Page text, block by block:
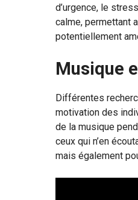
d’urgence, le
calme, permettant
potentiellement
Musique
Différentes
motivation des
de la musique
ceux qui n’en
mais également